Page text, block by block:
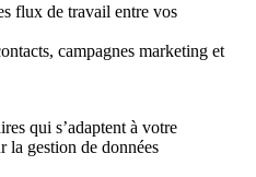
flux de travail entre vos
campagnes marketing et
qui s’adaptent à votre
la gestion de données